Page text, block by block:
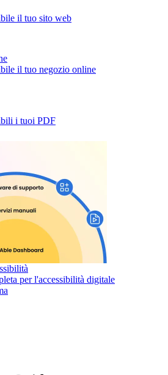
il tuo sito web
il tuo negozio online
i tuoi PDF
per l'accessibilità digitale